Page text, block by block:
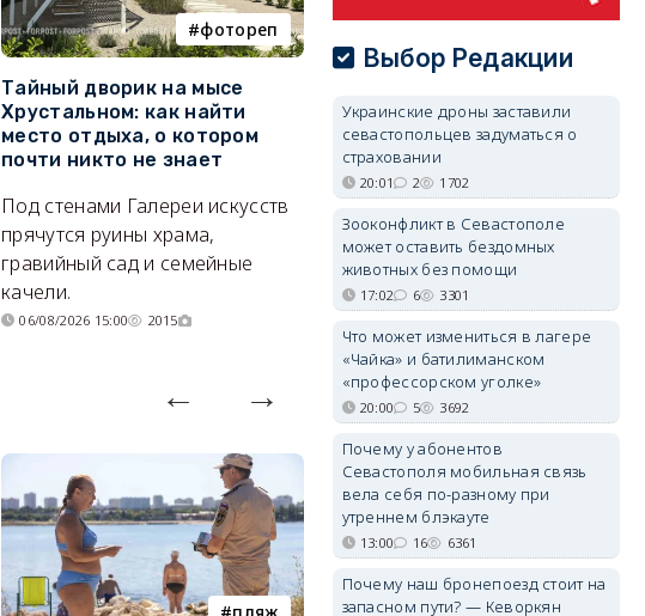
фотореп
Тайный дворик на мысе
Хрустальном: как найти
место отдыха, о котором
почти никто не знает
Под стенами Галереи искусств
прячутся руины храма,
гравийный сад и семейные
качели.
06/08/2026 15:00 2015
заработать 100 тысяч в
месяц
А где — несоизмеримо меньше.
пляж туризм
Выбор Редакции
Украинские дроны заставили
севастопольцев задуматься о
страховании
20:01 2 1702
Зооконфликт в Севастополе
может оставить бездомных
животных без помощи
17:02 6 3301
Что может измениться в лагере
«Чайка» и батилиманском
«профессорском уголке»
20:00 5 3692
Почему у абонентов
Севастополя мобильная связь
вела себя по-разному при
утреннем блэкауте
13:00 16 6361
Почему наш бронепоезд стоит на
запасном пути? — Кеворкян